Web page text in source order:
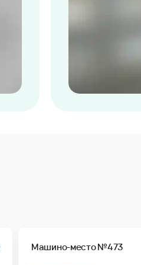
Машино-место №473